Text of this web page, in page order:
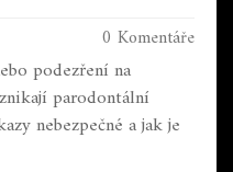
0 Komentáře
podezření na
parodontální
nebezpečné a jak je